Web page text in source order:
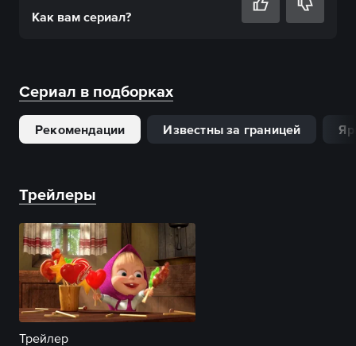
Как вам сериал?
Сериал в подборках
Рекомендации Известны за границей
Трейлеры
Трейлер